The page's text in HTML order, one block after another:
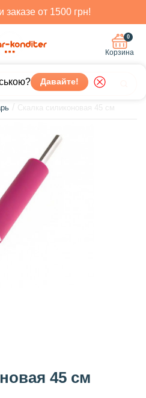
заказе от 1500 грн!
Давайте!
0
Корзина
Скалка силиконовая 45 см
45 см